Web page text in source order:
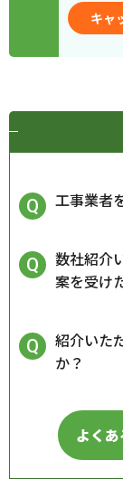
キャ
工事業者
数社紹介
案を受け
紹介いた
か？
よく